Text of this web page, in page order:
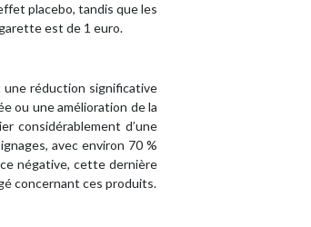
placebo, tandis que les
est de 1 euro.
réduction significative
ou une amélioration de la
considérablement d’une
avec environ 70 %
négative, cette dernière
concernant ces produits.